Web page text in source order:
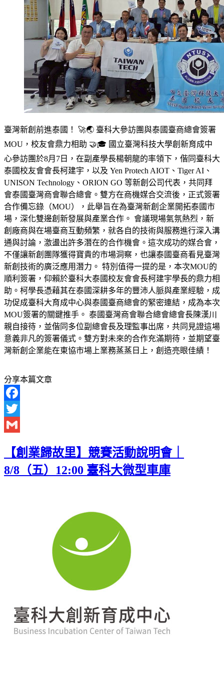
臺灣新創前進泰國！ 🚀🌏 臺科大參訪團與泰國臺商總會簽署
MOU，校友會鼎力相助 🤝🎓 國立臺灣科技大學創新育成中
心參訪團於8月7日，在副產學長楊朝龍的率領下，偕同臺科大
泰國校友會會長柯建宇，以及 Yen Protech AIOT、Tiger AI、
UNISON Technology、ORION GO 等新創公司代表，共同拜
會泰國臺灣商會聯合總會。雙方在商機媒合交流後，正式簽署
合作備忘錄（MOU），此舉旨在為臺灣新創企業開拓泰國市
場，深化雙邊創新發展與產業合作。 會議現場氣氛熱烈，新
創廠商與在場臺商互動頻繁，就各自的技術與服務進行深入溝
通與討論，激盪出許多潛在的合作機會。這次成功的媒合會，
不僅讓新創團隊獲得寶貴的市場洞察，也讓泰國臺商看見臺灣
新創技術的廣泛應用潛力。 特別值得一提的是，本次MOU的
順利簽署，仰賴於臺科大泰國校友會會長柯建宇學長的鼎力相
助。柯學長憑藉其在泰國深耕多年的豐沛人脈與產業經驗，成
功促成臺科大育成中心與泰國臺商總會的緊密連結，成為本次
MOU簽署的關鍵推手。 泰國臺灣商會聯合總會總會長陳漢川
親自接待，並偕同多位副總會長及理監事出席，共同見證這場
意義非凡的簽署儀式。雙方對未來的合作充滿期待，並期望臺
灣新創企業能在東協市場上業務蒸蒸日上，創造亮眼佳績！
分享本篇文章
Facebook
Twitter
【創業歸故里】競賽活動說明會｜
8/8（五）12:00 臺科大微型車庫